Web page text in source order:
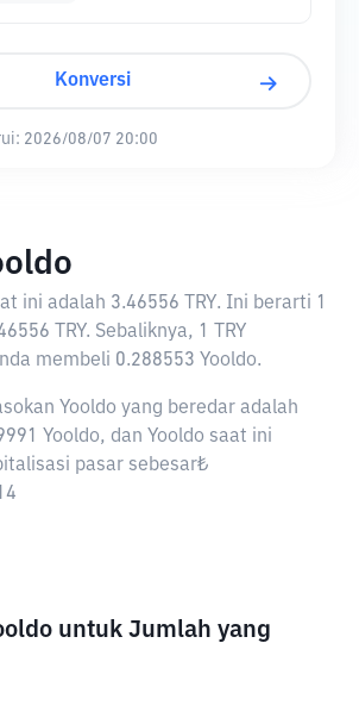
Konversi
2026/08/07 20:00
ini adalah 3.46556 TRY. Ini berarti 1
TRY. Sebaliknya, 1 TRY
membeli 0.288553 Yooldo.
Yooldo yang beredar adalah
Yooldo, dan Yooldo saat ini
pasar sebesar₺
untuk Jumlah yang